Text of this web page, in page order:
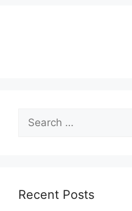
for:
Recent Posts